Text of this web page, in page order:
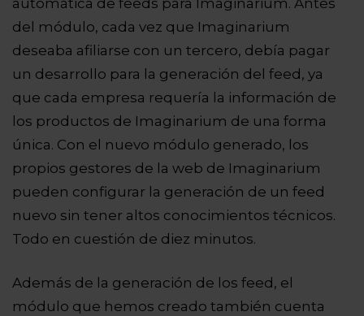
automática de feeds para Imaginarium. Antes
del módulo, cada vez que Imaginarium
deseaba afiliarse con un tercero, debía pagar
un desarrollo para la generación del feed, ya
que cada empresa requería la información de
los productos de Imaginarium de una forma
única. Con el nuevo módulo generado, los
propios gestores de la web de Imaginarium
pueden configurar la generación de un feed
nuevo sin tener altos conocimientos técnicos.
Todo en cuestión de diez minutos.
Además de la generación de los feed, el
módulo que hemos creado también cuenta